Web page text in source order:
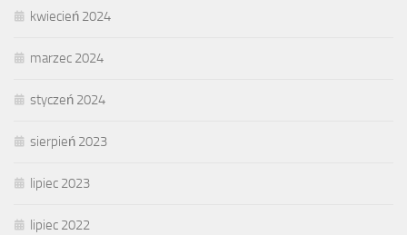
kwiecień 2024
marzec 2024
styczeń 2024
sierpień 2023
lipiec 2023
lipiec 2022